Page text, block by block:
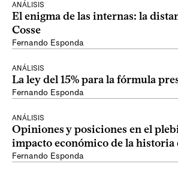
ANÁLISIS
El enigma de las internas: la
Cosse
Fernando Esponda
ANÁLISIS
La ley del 15% para la fórmula
Fernando Esponda
ANÁLISIS
Opiniones y posiciones en el
impacto económico de la historia
Fernando Esponda